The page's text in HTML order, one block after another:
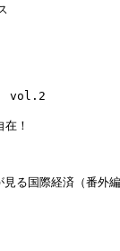
　vol.2
！
見る国際経済（番外